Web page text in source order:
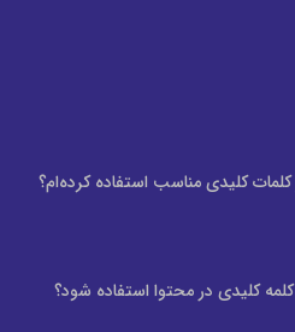
کلیدی مناسب استفاده کرده‌ام؟
کلیدی در محتوا استفاده شود؟